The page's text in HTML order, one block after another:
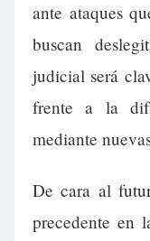
ante ataques
buscan
judicial será
frente a la
mediante
De cara al
precedente en